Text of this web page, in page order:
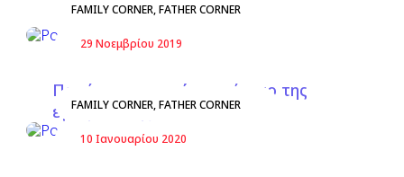
FAMILY CORNER FATHER CORNER
29 Νοεμβρίου 2019
Πατέρας και πρώτο τρίμηνο της
εγκυμοσύνης
FAMILY CORNER FATHER CORNER
10 Ιανουαρίου 2020